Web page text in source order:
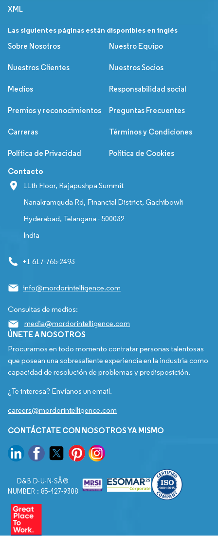
XML
Las siguientes páginas están disponibles en inglés
Sobre Nosotros
Nuestro Equipo
Nuestros Clientes Nuestros Socios
Medios Responsabilidad social
Premios y reconocimientos Preguntas Frecuentes
Carreras Términos y Condiciones
Política de Privacidad Política de Cookies
Contacto
11th Floor, Rajapushpa Summit
Nanakramguda Rd, Financial District, Gachibowli
Hyderabad, Telangana - 500032
India
+1 617-765-2493
info@mordorintelligence.com
Consultas de medios:
media@mordorintelligence.com
ÚNETE A NOSOTROS
Procuramos en todo momento contratar personas talentosas
que posean una sobresaliente experiencia en la industria como
capacidad de resolución de problemas y predisposición.
¿Te interesa? Envíanos un email.
careers@mordorintelligence.com
CONTÁCTATE CON NOSOTROS YA MISMO
D&B D-U-N-SÂ®
NUMBER : 85-427-9388